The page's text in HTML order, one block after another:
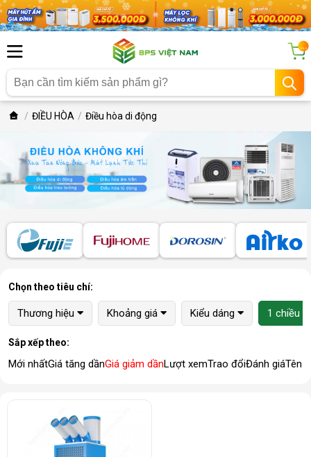
...
ĐIỀU HÒA Điều hòa di động
Chọn theo tiêu chí:
Thương hiệu Khoảng giá Kiểu dáng 1 chiều
Sắp xếp theo:
Mới nhấtGiá tăng dầnGiá giảm dầnLượt xemTrao đổiĐánh giáTên